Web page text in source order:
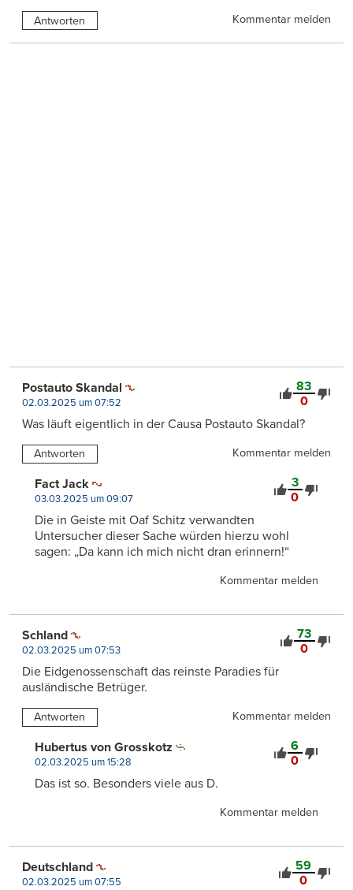
Antworten Kommentar melden
83
0
Postauto Skandal
02.03.2025 um 07:52
Was läuft eigentlich in der Causa Postauto Skandal?
Antworten Kommentar melden
3
0
Fact Jack
03.03.2025 um 09:07
Die in Geiste mit Oaf Schitz verwandten
Untersucher dieser Sache würden hierzu wohl
sagen: „Da kann ich mich nicht dran erinnern!“
Kommentar melden
73
0
Schland
02.03.2025 um 07:53
Die Eidgenossenschaft das reinste Paradies für
ausländische Betrüger.
Antworten Kommentar melden
6
0
Hubertus von Grosskotz
02.03.2025 um 15:28
Das ist so. Besonders viele aus D.
Kommentar melden
59
0
Deutschland
02.03.2025 um 07:55